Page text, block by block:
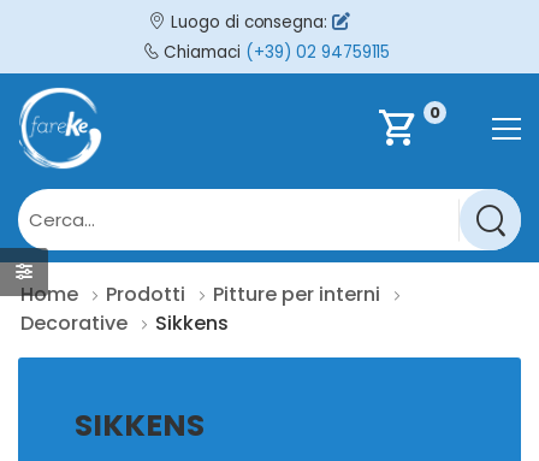
Luogo di consegna:
Chiamaci (+39) 02 94759115
shopping_cart 0
Home Prodotti
Pitture per interni
Decorative
Sikkens
SIKKENS